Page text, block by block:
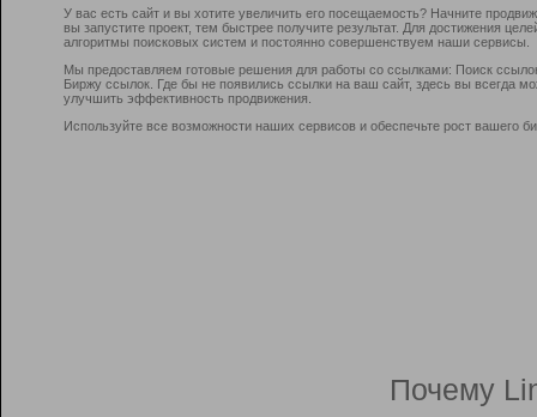
У вас есть сайт и вы хотите увеличить его посещаемость? Начните
вы запустите проект, тем быстрее получите результат. Для достижения
алгоритмы поисковых систем и постоянно совершенствуем наши сервисы.
Мы предоставляем готовые решения для работы со ссылками: Поиск
Биржу ссылок. Где бы не появились ссылки на ваш сайт, здесь вы всегда
улучшить эффективность продвижения.
Используйте все возможности наших сервисов и обеспечьте рост вашего
Почему